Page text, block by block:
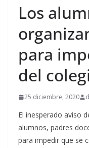
Los
para
del
25 diciembre, 2020
El inesperado aviso
alumnos, padres
para impedir que se